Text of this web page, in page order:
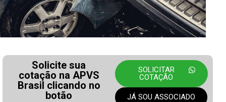
Solicite sua
cotação na APVS
Brasil clicando no
botão
SOLICITAR
COTAÇÃO
JÁ SOU ASSOCIADO